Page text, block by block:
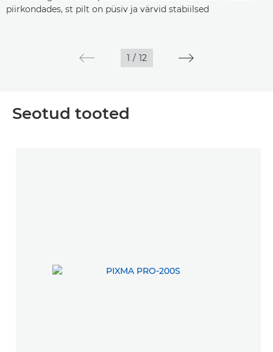
piirkondades, st pilt on püsiv ja värvid stabiilsed
1 / 12
Seotud tooted